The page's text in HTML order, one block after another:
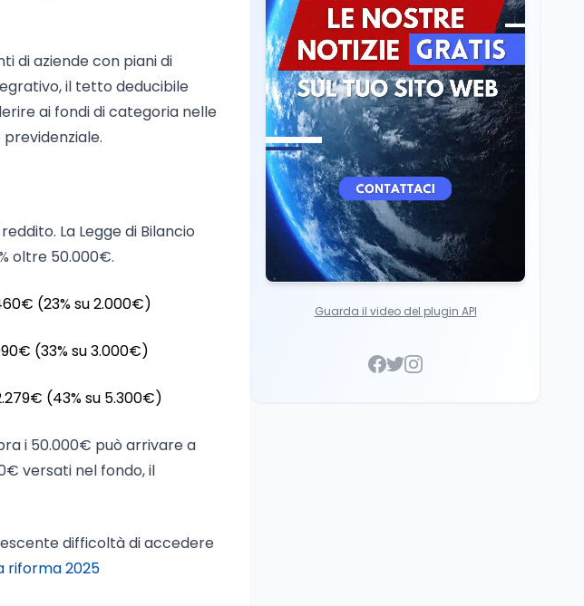
di aziende con piani di
il tetto deducibile
ai fondi di categoria nelle
La Legge di Bilancio
oltre 50.000€.
(23% su 2.000€)
(33% su 3.000€)
(43% su 5.300€)
i 50.000€ può arrivare a
versati nel fondo, il
difficoltà di accedere
riforma 2025
ma la voragine Nord-
Sud triplica
Cultura 6 ago
Francesco Guccini si è
spento a Pàvana: addio
al Maestrone
Guarda il video del plugin API